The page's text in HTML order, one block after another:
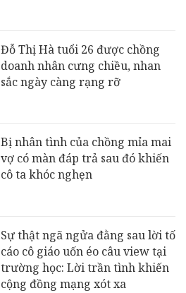
Đỗ Thị Hà tuổi 26 được chồng
doanh nhân cưng chiều, nhan
sắc ngày càng rạng rỡ
Bị nhân tình của chồng mỉa mai
vợ có màn đáp trả sau đó khiến
cô ta khóc nghẹn
Sự thật ngã ngửa đằng sau lời tố
cáo cô giáo uốn éo câu view tại
trường học: Lời trần tình khiến
cộng đồng mạng xót xa